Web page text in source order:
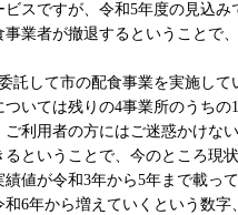
スですが、令和5年度の見込
事業者が撤退するということで
託して市の配食事業を実施し
いては残りの4事業所のうちの
利用者の方にはご迷惑かけな
ということで、今のところ現
値が令和3年から5年まで載っ
6年から増えていくという数字